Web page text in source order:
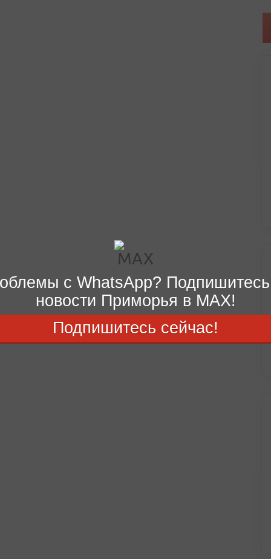
с WhatsApp?
новости Приморья в MAX!
Подпишитесь сейчас!